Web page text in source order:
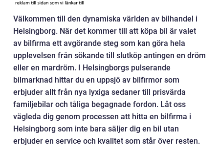
Välkommen till den dynamiska världen av bilhandel i
Helsingborg. När det kommer till att köpa bil är valet
av bilfirma ett avgörande steg som kan göra hela
upplevelsen från sökande till slutköp antingen en dröm
eller en mardröm. I Helsingborgs pulserande
bilmarknad hittar du en uppsjö av bilfirmor som
erbjuder allt från nya lyxiga sedaner till prisvärda
familjebilar och tåliga begagnade fordon. Låt oss
vägleda dig genom processen att hitta en bilfirma i
Helsingborg som inte bara säljer dig en bil utan
erbjuder en service och kvalitet som står över resten.